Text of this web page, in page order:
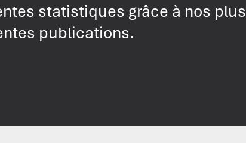
statistiques grâce à nos plus
publications.